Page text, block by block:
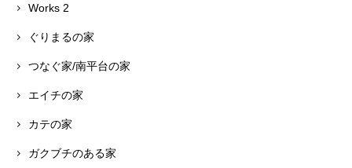
Works 2
ぐりまるの家
つなぐ家/南平台の家
エイチの家
カテの家
ガクブチのある家